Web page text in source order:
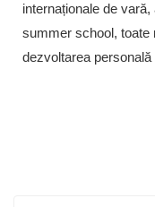
internaționale de
summer school, toate
dezvoltarea personală